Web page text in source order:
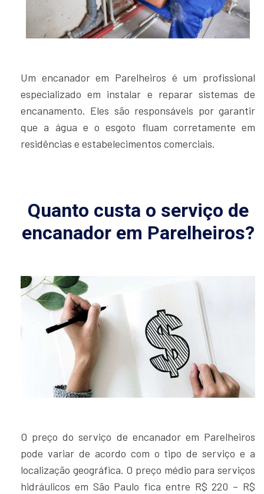
Um encanador em Parelheiros é um profissional
especializado em instalar e reparar sistemas de
encanamento. Eles são responsáveis por garantir
que a água e o esgoto fluam corretamente em
residências e estabelecimentos comerciais.
Quanto custa o serviço de
encanador em Parelheiros?
O preço do serviço de encanador em Parelheiros
pode variar de acordo com o tipo de serviço e a
localização geográfica. O preço médio para serviços
hidráulicos em São Paulo fica entre R$ 220 – R$